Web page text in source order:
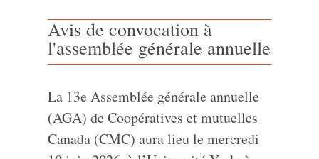
Avis de convocation à
l'assemblée générale annuelle
La 13e Assemblée générale annuelle
(AGA) de Coopératives et mutuelles
Canada (CMC) aura lieu le mercredi